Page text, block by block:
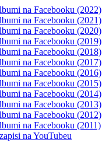
na Facebooku (2022)
na Facebooku (2021)
na Facebooku (2020)
na Facebooku (2019)
na Facebooku (2018)
na Facebooku (2017)
na Facebooku (2016)
na Facebooku (2015)
na Facebooku (2014)
na Facebooku (2013)
na Facebooku (2012)
na Facebooku (2011)
na YouTubeu